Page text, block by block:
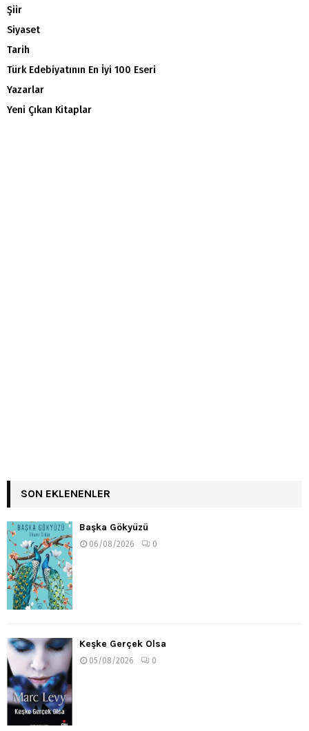
Şiir
Siyaset
Tarih
Türk Edebiyatının En İyi 100 Eseri
Yazarlar
Yeni Çıkan Kitaplar
SON EKLENENLER
Başka Gökyüzü
06/08/2026 0
Keşke Gerçek Olsa
05/08/2026 0